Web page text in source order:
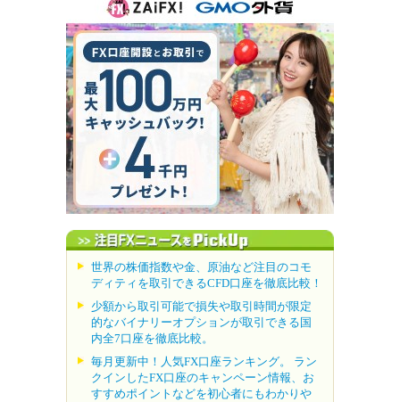
世界の株価指数や金、原油など注目のコモ
ディティを取引できるCFD口座を徹底比較！
少額から取引可能で損失や取引時間が限定
的なバイナリーオプションが取引できる国
内全7口座を徹底比較。
毎月更新中！人気FX口座ランキング。 ラン
クインしたFX口座のキャンペーン情報、お
すすめポイントなどを初心者にもわかりや